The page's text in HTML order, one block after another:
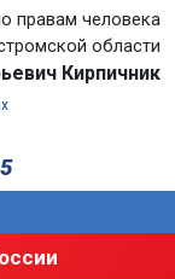
правам человека
области
Кирпичник